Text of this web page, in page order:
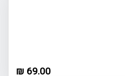
69.00 ₪